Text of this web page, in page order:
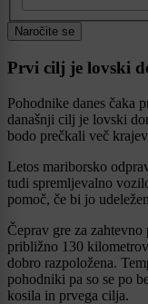
Naročite se
Prvi cilj je lovski
Pohodnike danes čaka
današnji cilj je lovski
bodo prečkali več
Letos mariborsko
tudi spremljevalno
pomoč, če bi jo
Čeprav gre za
približno 130
dobro razpoložena.
pohodniki pa so se po
kosila in prvega cilja.